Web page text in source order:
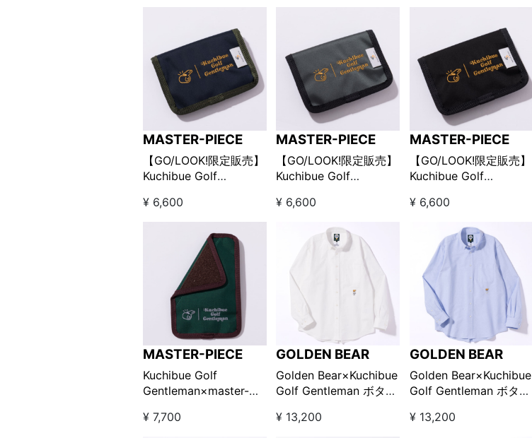
チSサイズ / グリーン
MASTER-PIECE
【GO/LOOK!限定販売】
Kuchibue Golf
piece ポケットインポー
チSサイズ / ネイビー
¥ 6,600
MASTER-PIECE
【GO/LOOK!限定販売】
Kuchibue Golf
piece ポケットインポー
¥ 6,600
MASTER-PIECE
【GO/LOOK!限定販売】
Kuchibue Golf
piece ポケットインポー
¥ 6,600
MASTER-PIECE
Kuchibue Golf
Gentleman×master-
チ Lサイズ グリーン
¥ 7,700
GOLDEN BEAR
Golden Bear×Kuchibue
Golf Gentleman ボタン
ホワイト【GO/LOOK!限
¥ 13,200
GOLDEN BEAR
Golden Bear×Kuchibue
Golf Gentleman ボタン
サックス【GO/LOOK!限
¥ 13,200